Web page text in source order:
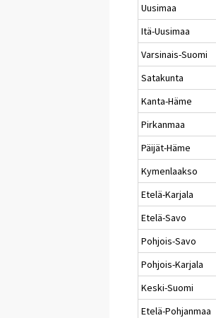
Uusimaa
Itä-Uusimaa
Varsinais-Suomi
Satakunta
Kanta-Häme
Pirkanmaa
Päijät-Häme
Kymenlaakso
Etelä-Karjala
Etelä-Savo
Pohjois-Savo
Pohjois-Karjala
Keski-Suomi
Etelä-Pohjanmaa